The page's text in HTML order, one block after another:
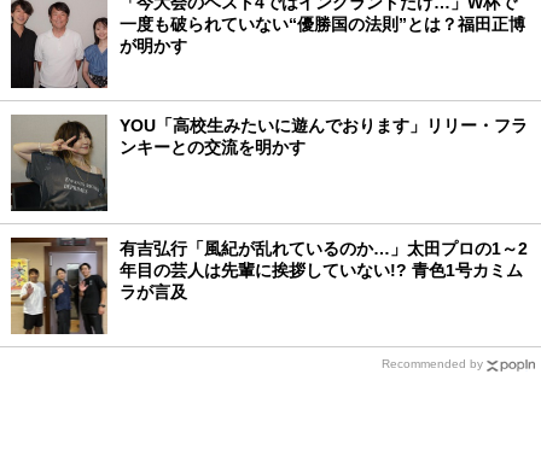
一度も破られていない“優勝国の法則”とは？福田正博
が明かす
YOU「高校生みたいに遊んでおります」リリー・フラ
ンキーとの交流を明かす
有吉弘行「風紀が乱れているのか…」太田プロの1～2
年目の芸人は先輩に挨拶していない!? 青色1号カミム
ラが言及
Recommended by